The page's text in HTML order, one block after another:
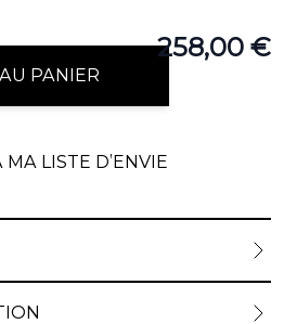
258,00 €
PANIER
LISTE D’ENVIE